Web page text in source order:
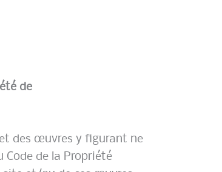
de
des œuvres y figurant ne
Code de la Propriété